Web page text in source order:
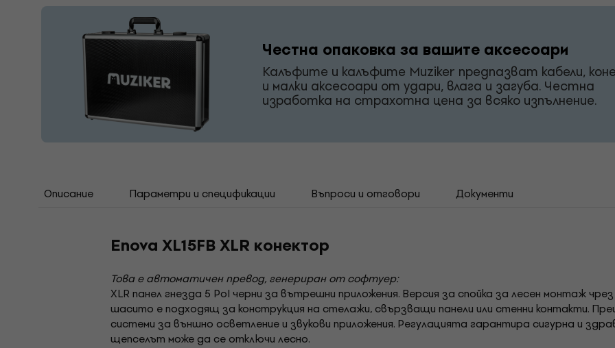
Честна опаковка за вашите аксесоари
Калъфите и калъфите Muziker предпазват кабели,
и малки аксесоари от удари, влага и загуба. Честна
изработка на страхотна цена за всяко изпълнение.
Описание Параметри и спецификации Въпроси и отговори Документи
Enova XL15FB XLR конектор
Това е автоматичен превод, генериран от софтуер:
XLR панел гнезда 5 Pol черни за вътрешни приложения. Версия за спойка за лесен монтаж
шасито е подходящ за конструкция на стелажи, свързващи панели или стенни контакти.
системи за външно осветление и звукови приложения. Регулацията гарантира сигурна и
щепселът може да се отключи лесно.